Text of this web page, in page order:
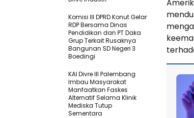
Komisi III DPRD Konut Gelar
RDP Bersama Dinas
Pendidikan dan PT Daka
Grup Terkait Rusaknya
Bangunan SD Negeri 3
Boedingi
KAI Divre III Palembang
Imbau Masyarakat
Manfaatkan Faskes
Alternatif Selama Klinik
Mediska Tutup
Sementara